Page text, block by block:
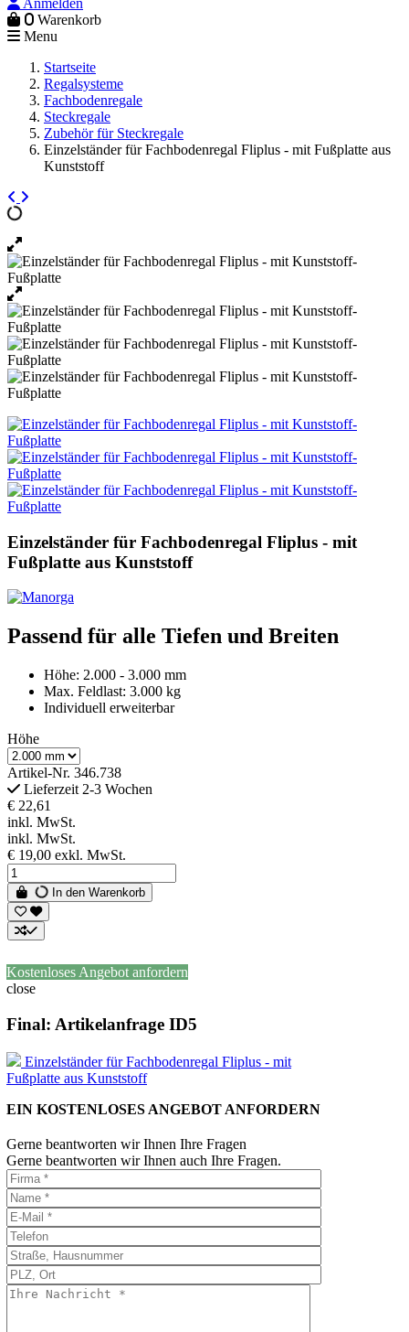
Anmelden
0 Warenkorb
Menu
Startseite
Regalsysteme
Fachbodenregale
Steckregale
Zubehör für Steckregale
Einzelständer für Fachbodenregal Fliplus - mit Fußplatte aus
Kunststoff
Einzelständer für Fachbodenregal Fliplus - mit
Fußplatte aus Kunststoff
Passend für alle Tiefen und Breiten
Höhe: 2.000 - 3.000 mm
Max. Feldlast: 3.000 kg
Individuell erweiterbar
Höhe
Artikel-Nr. 346.738
Lieferzeit 2-3 Wochen
€ 22,61
inkl. MwSt.
inkl. MwSt.
€ 19,00 exkl. MwSt.
In den Warenkorb
Kostenloses Angebot anfordern
close
Final: Artikelanfrage ID5
Einzelständer für Fachbodenregal Fliplus - mit
Fußplatte aus Kunststoff
EIN KOSTENLOSES ANGEBOT ANFORDERN
Gerne beantworten wir Ihnen Ihre Fragen
Gerne beantworten wir Ihnen auch Ihre Fragen.